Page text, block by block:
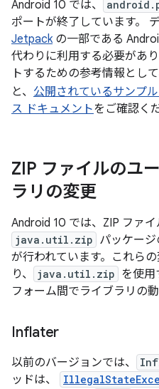
Android 10 では、
ポートが終了しています。
Jetpackの一部である
代わりに利用する必要があ
トするための参考情報とし
と、 公開されているサンプ
ス ドキュメントをご確認く
ZIP ファイルのユ
ラリの変更
Android 10 では、ZIP ファ
java.util.zip パッケー
が行われています。これら
り、
java.util.zip を使用
フォーム間でライブラリの
Inflater
以前のバージョンでは、
ッドは、